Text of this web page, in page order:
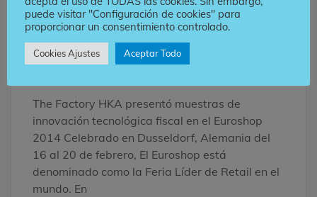
innovación tecnológica
fiscal en el Euroshop
2014
The Factory HKA presentó muestras de
innovación tecnológica fiscal en el Euroshop
2014 Celebrado en Dusseldorf, Alemania del
16 al 20 de febrero, El Euroshop está
denominado como la Feria Líder de Retail en el
mundo. En
puede visitar "Configuración de cookies" para
proporcionar un consentimiento controlado.
Cookies Ajustes Aceptar Todo